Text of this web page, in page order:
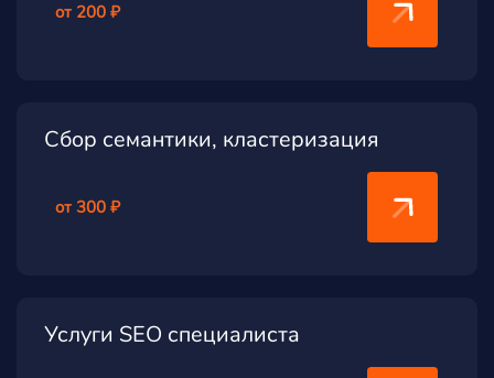
от 200 ₽
Сбор семантики, кластеризация
от 300 ₽
Услуги SEO специалиста